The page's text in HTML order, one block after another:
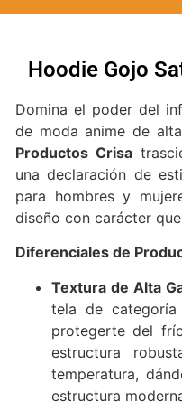
Hoodie Gojo
Domina el poder del
de moda anime de
Productos Crisa
una declaración de
para hombres y
diseño con carácter
Diferenciales de
Textura de Alta
tela de
protegerte del
estructura
temperatura,
estructura